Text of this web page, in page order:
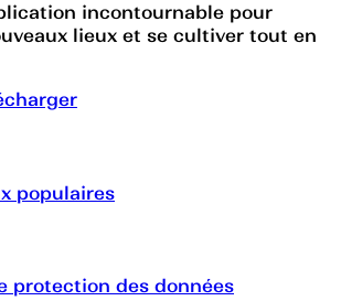
incontournable pour
lieux et se cultiver tout en
populaires
protection des données